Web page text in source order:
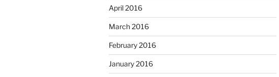
April 2016
March 2016
February 2016
January 2016